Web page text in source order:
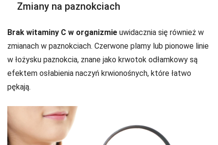
Zmiany na paznokciach
Brak witaminy C w organizmie uwidacznia się również w
zmianach w paznokciach. Czerwone plamy lub pionowe linie
w łożysku paznokcia, znane jako krwotok odłamkowy są
efektem osłabienia naczyń krwionośnych, które łatwo
pękają.